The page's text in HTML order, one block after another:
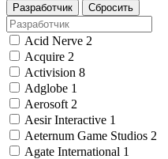
Разработчик Сбросить
Acid Nerve 2
Acquire 2
Activision 8
Adglobe 1
Aerosoft 2
Aesir Interactive 1
Aeternum Game Studios 2
Agate International 1